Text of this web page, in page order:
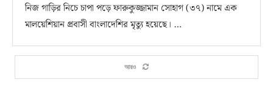
নিজ গাড়ির নিচে চাপা পড়ে ফারুকুজ্জামান সোহাগ (৩৭) নামে এক
মালয়েশিয়ান প্রবাসী বাংলাদেশির মৃত্যু হয়েছে। …
আরও